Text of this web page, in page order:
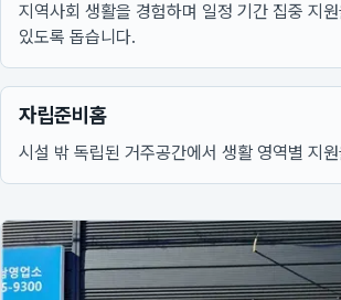
지역사회 생활을 경험하며 일정 기간 집중 지
있도록 돕습니다.
자립준비홈
시설 밖 독립된 거주공간에서 생활 영역별 지